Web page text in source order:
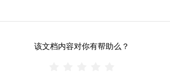
该文档内容对你有帮助么？